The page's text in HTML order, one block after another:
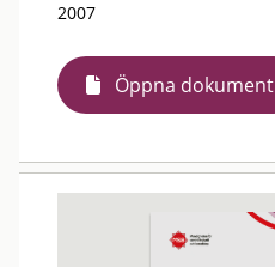
2007
Öppna dokument